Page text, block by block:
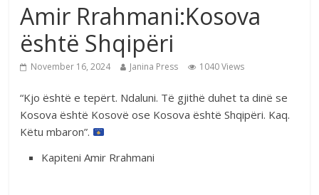
Amir Rrahmani:Kosova
është Shqipëri
November 16, 2024 Janina Press 1040 Views
“Kjo është e tepërt. Ndaluni. Të gjithë duhet ta dinë se
Kosova është Kosovë ose Kosova është Shqipëri. Kaq.
Këtu mbaron”.
Kapiteni Amir Rrahmani